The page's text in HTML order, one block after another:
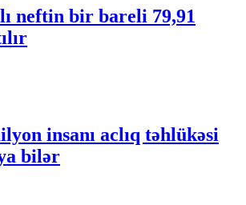
neftin bir bareli 79,91
insanı aclıq təhlükəsi
bilər